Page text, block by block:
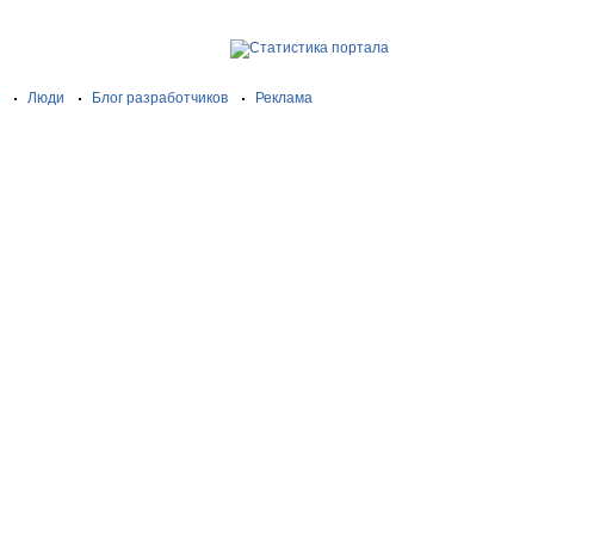
Люди Блог разработчиков
Реклама